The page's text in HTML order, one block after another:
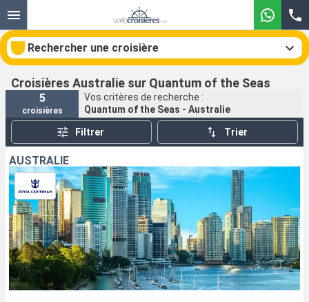
Rechercher une croisière
Nos destinations
Mois de départ
Ports Compagnies
Rechercher
Croisières Australie sur Quantum of the Seas
5
croisières
Vos critères de recherche :
Quantum of the Seas - Australie
Filtrer Trier
AUSTRALIE